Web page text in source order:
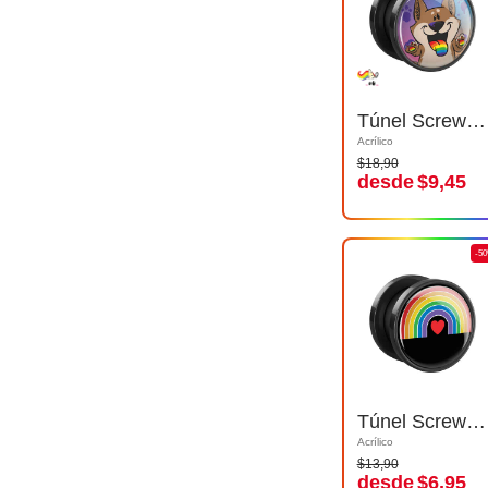
Túnel Screw-on (acrílico, negro) con Diseño de Unicornio Gordito
Acrílico
$18,90
desde$9,45
Túnel Screw-on (acrílico, negro) con Diseño de Unicornio Gordito
Acrílico
$18,90
desde$9,45
-50%
Túnel Screw-on (acrílico, negro) con diseño de corazón y colores del arco iris
Acrílico
$13,90
desde$6,95
-
Túnel Screw-on (acrílico, negro) con diseño de corazón y colores del arco iris
Acrílico
$13,90
desde$6,95